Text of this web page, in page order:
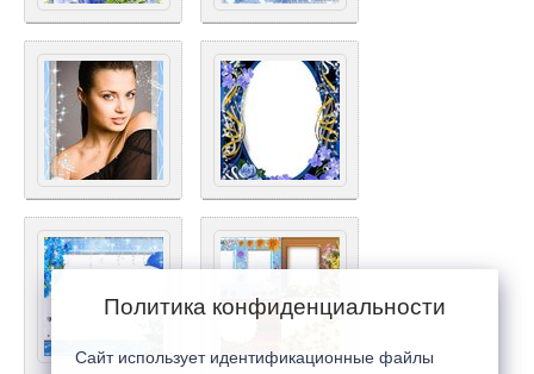
Политика конфиденциальности
Сайт использует идентификационные файлы